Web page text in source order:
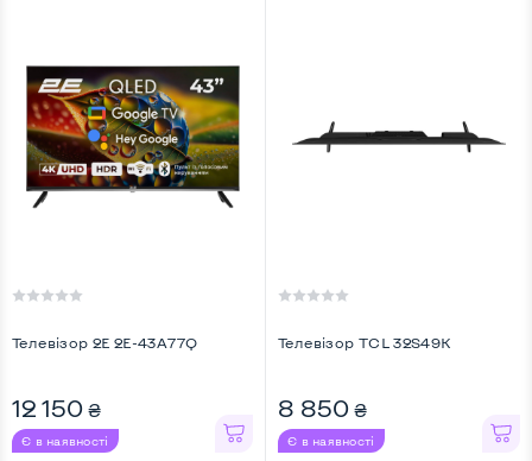
Телевiзор 2E 2E-43A77Q
12 150 ₴
Є в наявності
Телевiзор TCL 32S49K
8 850 ₴
Є в наявності